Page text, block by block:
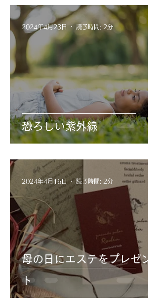
恐ろしい紫外線
2024年4月23日 読了時間: 2分
母の日にエステをプレゼン
ト
2024年4月16日 読了時間: 2分